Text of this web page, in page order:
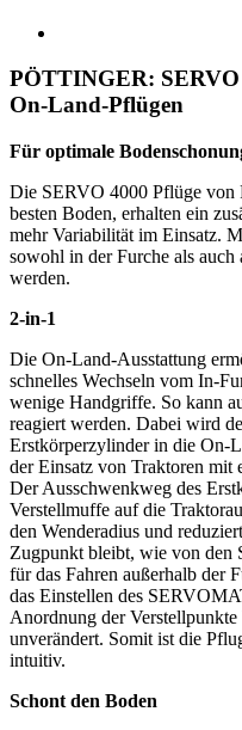
PÖTTINGER:
On-Land-Pflügen
Für optimale
Die SERVO 4000 Pflüge
besten Boden, erhalten ein
mehr Variabilität im Einsatz.
sowohl in der Furche als
werden.
2-in-1
Die On-Land-Ausstattung
schnelles Wechseln vom In-
wenige Handgriffe. So kann
reagiert werden. Dabei wird
Erstkörperzylinder in die On-
der Einsatz von Traktoren mit
Der Ausschwenkweg des
Verstellmuffe auf die
den Wenderadius und
Zugpunkt bleibt, wie von den
für das Fahren außerhalb der
das Einstellen des
Anordnung der
unverändert. Somit ist die
intuitiv.
Schont den Boden